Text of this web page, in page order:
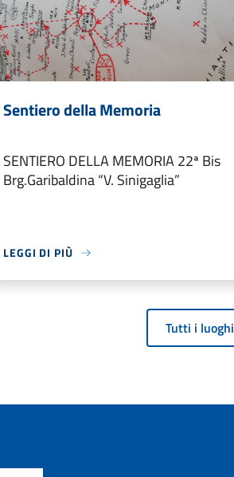
Sentiero della Memoria
SENTIERO DELLA MEMORIA 22ª Bis
Brg.Garibaldina “V. Sinigaglia”
LEGGI DI PIÙ
Tutti i luoghi